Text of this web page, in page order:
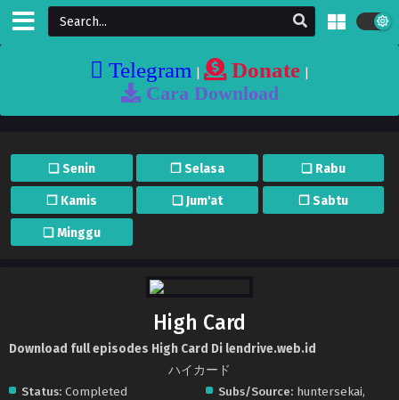
Telegram Donate
Cara Download
❏ Senin ❐ Selasa ❏ Rabu
❐ Kamis ❏ Jum'at ❐ Sabtu
❏ Minggu
High Card
Download full episodes High Card Di lendrive.web.id
ハイカード
Status: Completed
Subs/Source: huntersekai,